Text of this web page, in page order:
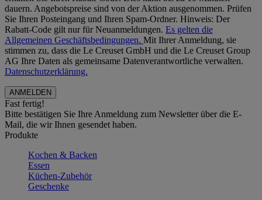
dauern. Angebotspreise sind von der Aktion ausgenommen. Prüfen
Sie Ihren Posteingang und Ihren Spam-Ordner. Hinweis: Der
Rabatt-Code gilt nur für Neuanmeldungen. Es gelten die
Allgemeinen Geschäftsbedingungen. Mit Ihrer Anmeldung, sie
stimmen zu, dass die Le Creuset GmbH und die Le Creuset Group
AG Ihre Daten als gemeinsame Datenverantwortliche verwalten.
Datenschutzerklärung.
Fast fertig!
Bitte bestätigen Sie Ihre Anmeldung zum Newsletter über die E-
Mail, die wir Ihnen gesendet haben.
Produkte
Kochen & Backen
Essen
Küchen-Zubehör
Geschenke